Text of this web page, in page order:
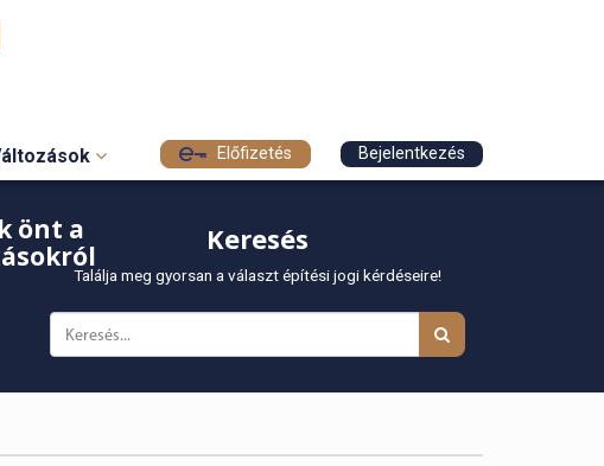
Előfizetés Bejelentkezés
önt a
Keresés
Találja meg gyorsan a választ építési jogi kérdéseire!